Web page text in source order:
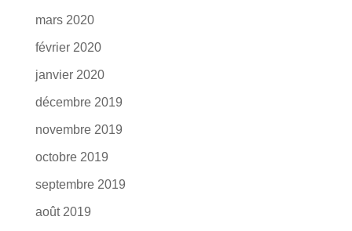
mars 2020
février 2020
janvier 2020
décembre 2019
novembre 2019
octobre 2019
septembre 2019
août 2019